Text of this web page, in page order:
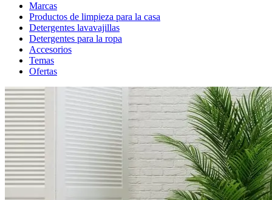
Marcas
Productos de limpieza para la casa
Detergentes lavavajillas
Detergentes para la ropa
Accesorios
Temas
Ofertas